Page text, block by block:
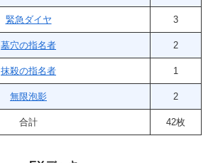
緊急ダイヤ 3
墓穴の指名者 2
抹殺の指名者 1
無限泡影 2
合計 42枚